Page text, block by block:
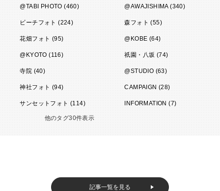
@TABI PHOTO (460) @AWAJISHIMA (340)
ビーチフォト (224) 森フォト (55)
花畑フォト (95) @KOBE (64)
@KYOTO (116) 祇園・八坂 (74)
寺院 (40) @STUDIO (63)
神社フォト (94) CAMPAIGN (28)
サンセットフォト (114) INFORMATION (7)
他のタグ30件表示
記事一覧を見る